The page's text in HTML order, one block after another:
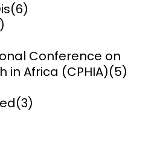
(6)
Conference on
in Africa (CPHIA)(5)
(3)